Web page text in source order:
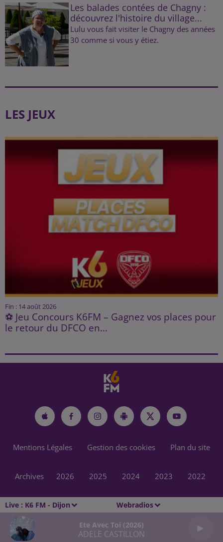
Live : K6 FM - Dijon Webradios
Ete Avec Toi (2026)
ADELE CASTILLON
Les balades contées de Chagny :
découvrez l'histoire du village...
Lulu vous fait visiter le Chagny des années
30 comme si vous y étiez.
LES JEUX
Fin : 14 août 2026
⚽ Jeu Concours K6FM – Gagnez vos places pour
le retour du DFCO en...
Mentions Légales Gestion des cookies Plan du site
Archives 2026 2025 2024 2023 2022